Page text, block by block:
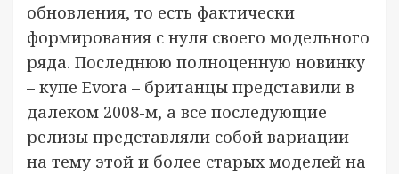
обновления, то есть фактически
формирования с нуля своего модельного
ряда. Последнюю полноценную новинку
– купе Evora – британцы представили в
далеком 2008-м, а все последующие
релизы представляли собой вариации
на тему этой и более старых моделей на